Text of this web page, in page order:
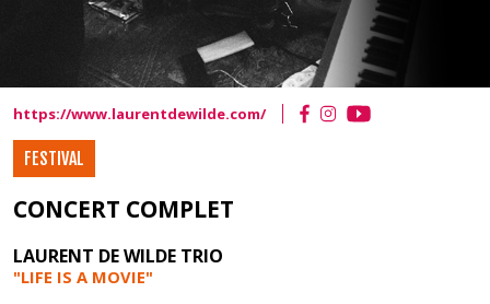
https://www.laurentdewilde.com/
FESTIVAL
CONCERT COMPLET
LAURENT DE WILDE TRIO
"LIFE IS A MOVIE"